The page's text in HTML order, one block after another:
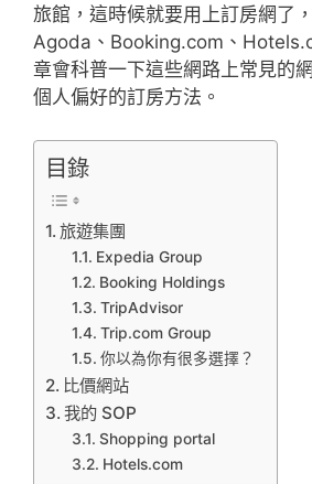
旅館，這時候就要用上訂房網了
Agoda、Booking.com、
章會科普一下這些網路上常見的
個人偏好的訂房方法。
目錄
旅遊集團
Expedia Group
Booking Holdings
TripAdvisor
Trip.com Group
你以為你有很多選擇？
比價網站
我的 SOP
Shopping portal
Hotels.com